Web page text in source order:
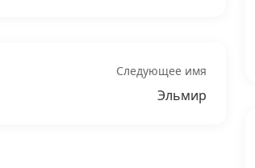
Следующее имя
Эльмир